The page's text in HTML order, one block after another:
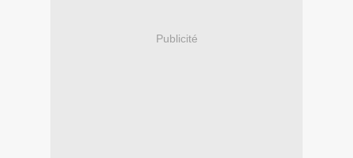
Publicité